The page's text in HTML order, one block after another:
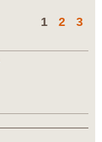
1 2 3